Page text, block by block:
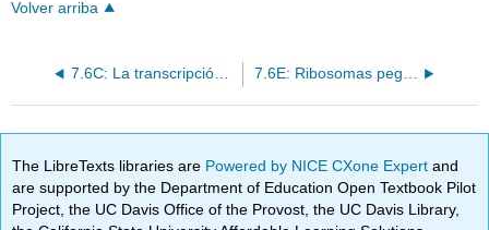
Volver arriba
7.6C: La transcripción y la traducción procariotas están acopladas 7.6E: Ribosomas pegados no pegados
The LibreTexts libraries are Powered by NICE CXone Expertand
are supported by the Department of Education Open Textbook Pilot
Project, the UC Davis Office of the Provost, the UC Davis Library,